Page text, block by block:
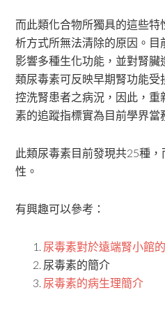
而此類化合物所獨具的這些
析方式所無法清除的原因。
影響多種生化功能，並對腎
類尿毒素可反映早期腎功能
控洗腎患者之病況，因此，
素的追蹤指標實為目前學界當
此類尿毒素目前發現共25種
性。
有興趣可以參考：
尿毒素對於遠端腎小館
尿毒素的簡介
尿毒素的病生理簡介